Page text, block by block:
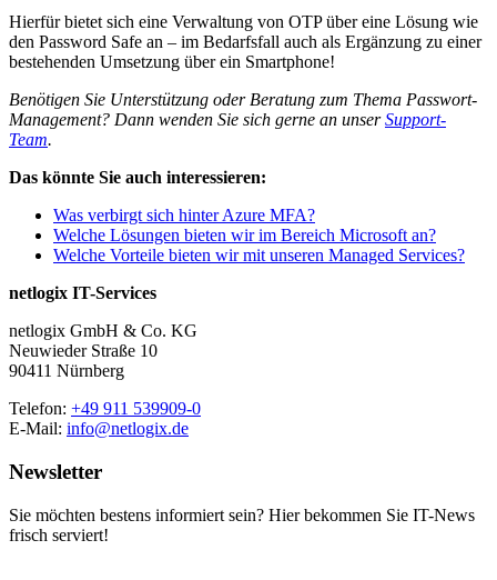
Hierfür bietet sich eine Verwaltung von OTP über eine Lösung wie
den Password Safe an – im Bedarfsfall auch als Ergänzung zu einer
bestehenden Umsetzung über ein Smartphone!
Benötigen Sie Unterstützung oder Beratung zum Thema Passwort-
Management? Dann wenden Sie sich gerne an unserSupport-
Team.
Das könnte Sie auch interessieren:
Was verbirgt sich hinter Azure MFA?
Welche Lösungen bieten wir im Bereich Microsoft an?
Welche Vorteile bieten wir mit unseren Managed Services?
netlogix IT-Services
netlogix GmbH & Co. KG
Neuwieder Straße 10
90411 Nürnberg
Telefon: +49 911 539909-0
E-Mail: info@netlogix.de
Newsletter
Sie möchten bestens informiert sein? Hier bekommen Sie IT-News
frisch serviert!